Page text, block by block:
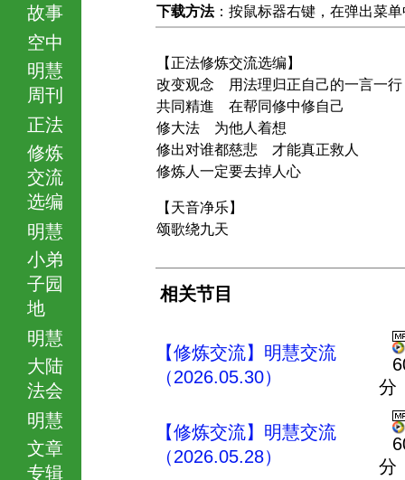
故事
空中
明慧
周刊
正法
修炼
交流
选编
明慧
小弟
子园
地
明慧
大陆
法会
明慧
文章
专辑
下载方法：按鼠标器右键，在弹出菜
【正法修炼交流选编】
改变观念 用法理归正自己的一言一行
共同精進 在帮同修中修自己
修大法 为他人着想
修出对谁都慈悲 才能真正救人
修炼人一定要去掉人心
【天音净乐】
颂歌绕九天
相关节目
【修炼交流】明慧交流
（2026.05.30）
分
【修炼交流】明慧交流
（2026.05.28）
分